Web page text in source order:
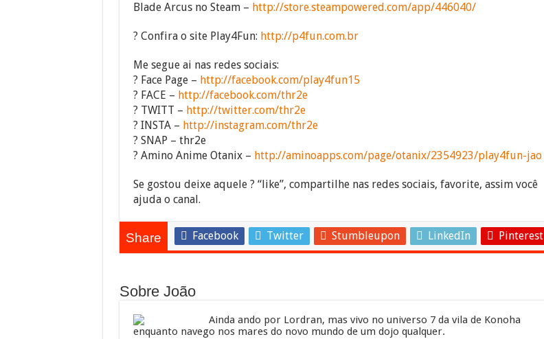
Blade Arcus no Steam – http://store.steampowered.com/app/446040/
? Confira o site Play4Fun: http://p4fun.com.br
Me segue ai nas redes sociais:
? Face Page – http://facebook.com/play4fun15
? FACE – http://facebook.com/thr2e
? TWITT – http://twitter.com/thr2e
? INSTA – http://instagram.com/thr2e
? SNAP – thr2e
? Amino Anime Otanix – http://aminoapps.com/page/otanix/2354923/play4fun-jao
Se gostou deixe aquele ? “like”, compartilhe nas redes sociais, favorite, assim você
ajuda o canal.
Share Facebook Twitter Stumbleupon LinkedIn Pinterest
Sobre João
Ainda ando por Lordran, mas vivo no universo 7 da vila de Konoha
enquanto navego nos mares do novo mundo de um dojo qualquer.